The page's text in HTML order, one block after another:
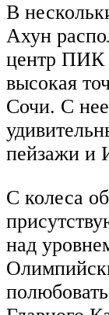
В
Ахун
центр ПИК
высокая
Сочи. С
пейзажи и
С колеса
над